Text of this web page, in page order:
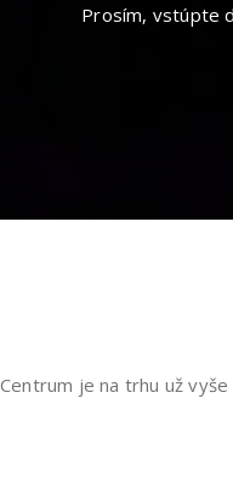
Prosím, vstúpte
je na trhu už